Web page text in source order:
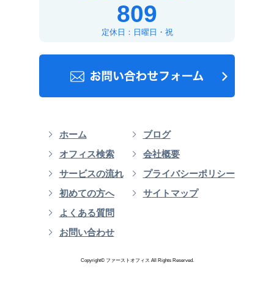
809
定休日：日曜日・祝
ホーム
オフィス検索
サービスの流れ
初めての方へ
よくある質問
お問い合わせ
ブログ
会社概要
プライバシーポリシー
サイトマップ
Copyright© ファーストオフィス All Rights Reserved.